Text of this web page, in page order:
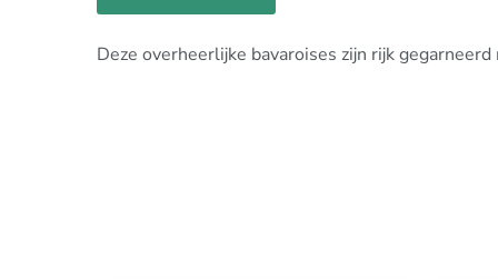
Deze overheerlijke bavaroises zijn rijk